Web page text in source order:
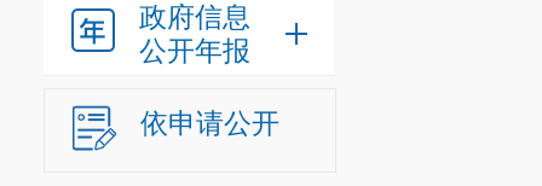
政府信息
公开年报
依申请公开